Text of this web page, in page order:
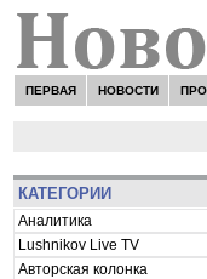
ПЕРВАЯ НОВОСТИ
КАТЕГОРИИ
Аналитика
Lushnikov Live TV
Авторская колонка